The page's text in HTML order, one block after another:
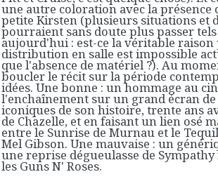
une autre coloration avec la présence
petite Kirsten (plusieurs situations et
pourraient sans doute plus passer
aujourd'hui : est-ce la véritable
distribution en salle est impossible
que l'absence de matériel ?). Au
boucler le récit sur la période
idées. Une bonne : un hommage au
l'enchaînement sur un grand écran
iconiques de son histoire, trente ans
de Chazelle, et en faisant un lien osé
entre le Sunrise de Murnau et le
Mel Gibson. Une mauvaise : un
une reprise dégueulasse de
les Guns N' Roses.